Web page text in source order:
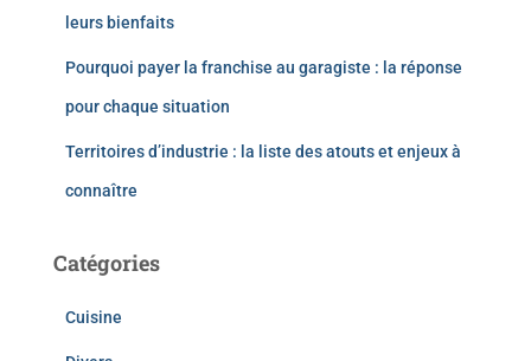
leurs bienfaits
Pourquoi payer la franchise au garagiste : la réponse
pour chaque situation
Territoires d’industrie : la liste des atouts et enjeux à
connaître
Catégories
Cuisine